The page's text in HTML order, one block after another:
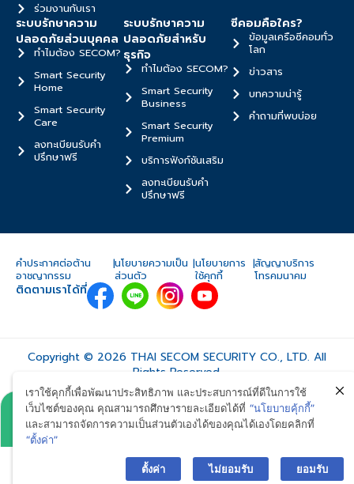
ร่วมงานกับเรา
ระบบรักษาความ
ปลอดภัยส่วนบุคคล
ทำไมต้อง SECOM?
Smart Security
Home
Smart Security
Care
ลงทะเบียนรับคำ
ปรึกษาฟรี
ระบบรักษาความ
ปลอดภัยสำหรับ
ธุรกิจ
ทำไมต้อง SECOM?
Smart Security
Business
Smart Security
Premium
บริการฟังก์ชันเสริม
ลงทะเบียนรับคำ
ปรึกษาฟรี
ซีคอมคือใคร?
ข้อมูลเครือซีคอมทั่ว
โลก
ข่าวสาร
บทความน่ารู้
คำถามที่พบบ่อย
คำประกาศต่อต้าน
อาชญากรรม
|นโยบายความเป็น
ส่วนตัว
|นโยบายการ
ใช้คุกกี้
|สัญญาบริการ
โทรคมนาคม
ติดตามเราได้ที่
Copyright © 2026 THAI SECOM SECURITY CO., LTD. All
Rights Reserved.
เราใช้คุกกี้เพื่อพัฒนาประสิทธิภาพ และประสบการณ์ที่ดีในการใช้
เว็บไซต์ของคุณ คุณสามารถศึกษารายละเอียดได้ที่ “นโยบายคุ้กกี้”
และสามารถจัดการความเป็นส่วนตัวเองได้ของคุณได้เองโดยคลิกที่
“ตั้งค่า”
ตั้งค่า ไม่ยอมรับ ยอมรับ